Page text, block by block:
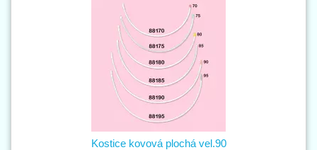
Kostice kovová plochá vel.90